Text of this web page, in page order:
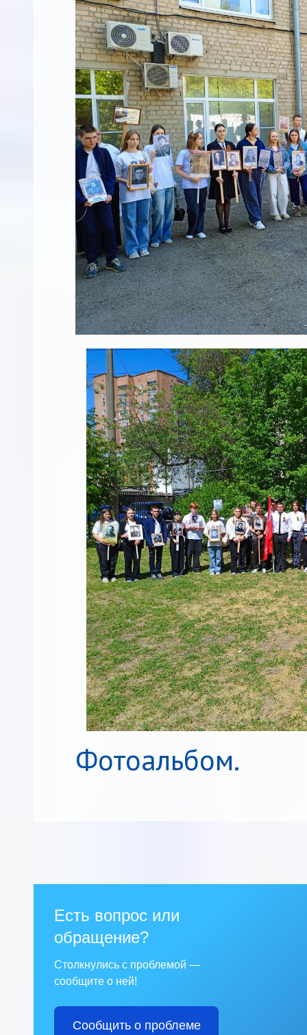
Фотоальбом.
Есть вопрос или
обращение?
Столкнулись с проблемой —
сообщите о ней!
Сообщить о проблеме